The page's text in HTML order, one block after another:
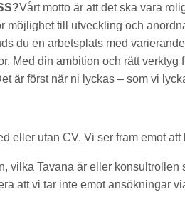
Vårt motto är att det ska vara
möjlighet till utveckling och
du en arbetsplats med
Med din ambition och rätt verktyg
är först när ni lyckas – som vi
eller utan CV. Vi ser fram emot
vilka Tavana är eller konsultrollen
att vi tar inte emot ansökningar